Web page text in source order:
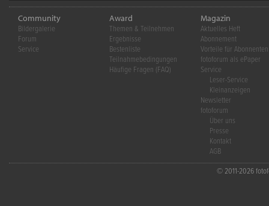
Community
Bildergalerie
Forum
Service
Award
Themen & Teilnehmen
Ergebnisse
Bestenliste
Teilnahmebedingungen
Häufige Fragen (FAQ)
Magazin
Aktuelles Heft
Abonnement
Vorteile für Abonnenten
fotoforum als ePaper
Service
Leser-Service
Kleinanzeigen
Newsletter
fotoforum
Über uns
Presse
Kontakt
AGB
© 2011-2026